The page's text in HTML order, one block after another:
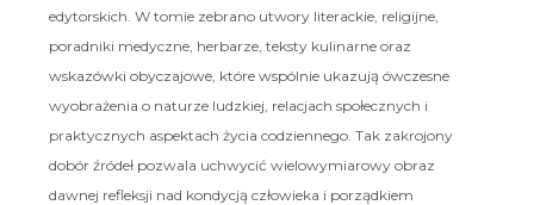
edytorskich. W tomie zebrano utwory literackie, religijne,
poradniki medyczne, herbarze, teksty kulinarne oraz
wskazówki obyczajowe, które wspólnie ukazują ówczesne
wyobrażenia o naturze ludzkiej, relacjach społecznych i
praktycznych aspektach życia codziennego. Tak zakrojony
dobór źródeł pozwala uchwycić wielowymiarowy obraz
dawnej refleksji nad kondycją człowieka i porządkiem